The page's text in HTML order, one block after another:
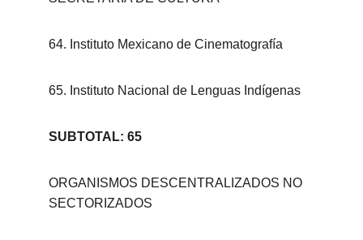
64. Instituto Mexicano de Cinematografía
65. Instituto Nacional de Lenguas Indígenas
SUBTOTAL: 65
ORGANISMOS DESCENTRALIZADOS NO
SECTORIZADOS